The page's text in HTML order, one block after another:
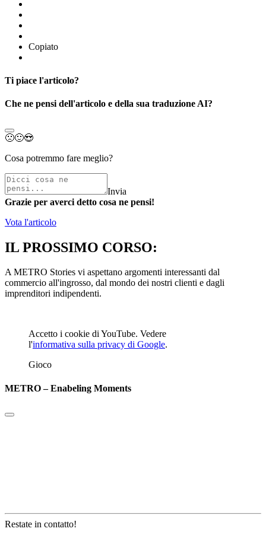
Copiato
Ti piace l'articolo?
Che ne pensi dell'articolo e della sua traduzione AI?
🙁🙂😍
Cosa potremmo fare meglio?
Invia
Grazie per averci detto cosa ne pensi!
Vota l'articolo
IL PROSSIMO CORSO:
A METRO Stories vi aspettano argomenti interessanti dal
commercio all'ingrosso, dal mondo dei nostri clienti e dagli
imprenditori indipendenti.
Accetto i cookie di YouTube. Vedere
l'informativa sulla privacy di Google.
Gioco
METRO – Enabeling Moments
Restate in contatto!